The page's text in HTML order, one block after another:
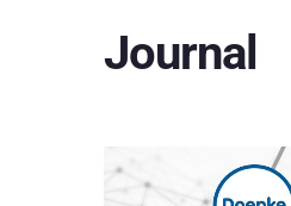
Journal